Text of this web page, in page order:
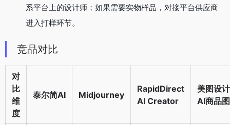
系平台上的设计师；如果需要实物样品，对接平台供应商
进入打样环节。
竞品对比
对
比
维
度
泰尔简AI Midjourney
RapidDirect
AI Creator
美图设
AI商品图